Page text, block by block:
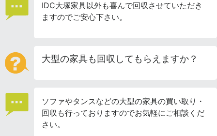
IDC大塚家具以外も喜んで回収させていただき
ますのでご安心下さい。
大型の家具も回収してもらえますか？
ソファやタンスなどの大型の家具の買い取り・
回収も行っておりますのでお気軽にご相談くだ
さい。